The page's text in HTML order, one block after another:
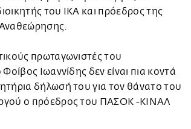
του ΙΚΑ και πρόεδρος της
Αναθεώρησης.
πρωταγωνιστές του
Ιωαννίδης δεν είναι πια κοντά
δήλωσή του για τον θάνατο του
ο πρόεδρος του ΠΑΣΟΚ -ΚΙΝΑΛ